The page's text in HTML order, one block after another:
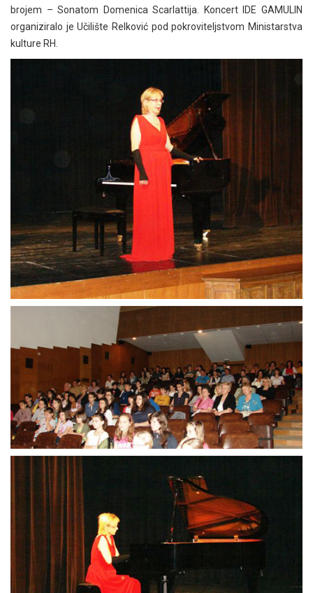
brojem – Sonatom Domenica Scarlattija. Koncert IDE GAMULIN
organiziralo je Učilište Relković pod pokroviteljstvom Ministarstva
kulture RH.